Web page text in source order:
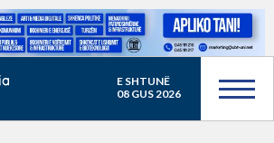
E SHTUNË
08 GUS 2026